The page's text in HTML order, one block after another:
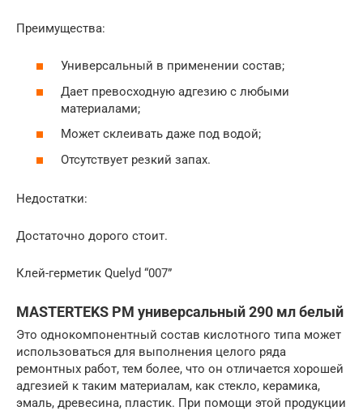
Преимущества:
Универсальный в применении состав;
Дает превосходную адгезию с любыми
материалами;
Может склеивать даже под водой;
Отсутствует резкий запах.
Недостатки:
Достаточно дорого стоит.
Клей-герметик Quelyd “007”
MASTERTEKS PM универсальный 290 мл белый
Это однокомпонентный состав кислотного типа может
использоваться для выполнения целого ряда
ремонтных работ, тем более, что он отличается хорошей
адгезией к таким материалам, как стекло, керамика,
эмаль, древесина, пластик. При помощи этой продукции